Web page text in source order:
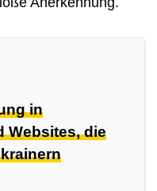
in
Websites, die